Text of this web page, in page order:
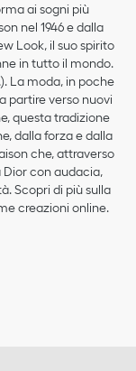
ai sogni più
nel 1946 e dalla
Look, il suo spirito
in tutto il mondo.
La moda, in poche
partire verso nuovi
questa tradizione
dalla forza e dalla
che, attraverso
Dior con audacia,
Scopri di più sulla
creazioni online.